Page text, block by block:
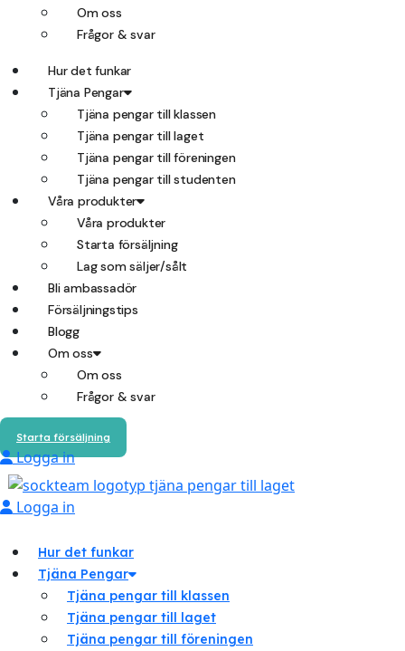
Om oss
Frågor & svar
Hur det funkar
Tjäna Pengar
Tjäna pengar till klassen
Tjäna pengar till laget
Tjäna pengar till föreningen
Tjäna pengar till studenten
Våra produkter
Våra produkter
Starta försäljning
Lag som säljer/sålt
Bli ambassadör
Försäljningstips
Blogg
Om oss
Om oss
Frågor & svar
Starta försäljning
Logga in
Logga in
Hur det funkar
Tjäna Pengar
Tjäna pengar till klassen
Tjäna pengar till laget
Tjäna pengar till föreningen